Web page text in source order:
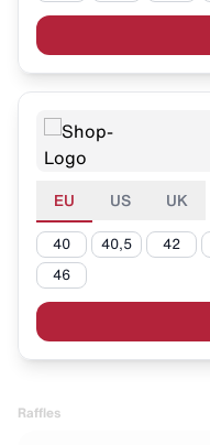
EU US UK
40 40,5 42
46
Raffles